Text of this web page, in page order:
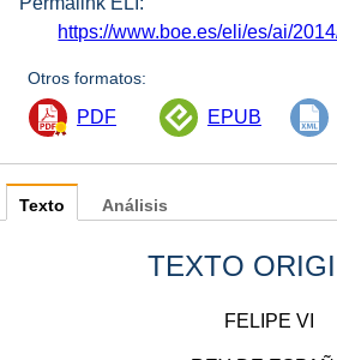
https://www.boe.es/eli/es/ai/
Otros formatos:
PDF EPUB
Texto
TEXTO
FELIPE VI
Análisis